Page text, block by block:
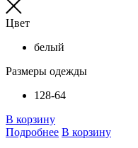
Цвет
белый
Размеры одежды
128-64
В корзину
Подробнее В корзину